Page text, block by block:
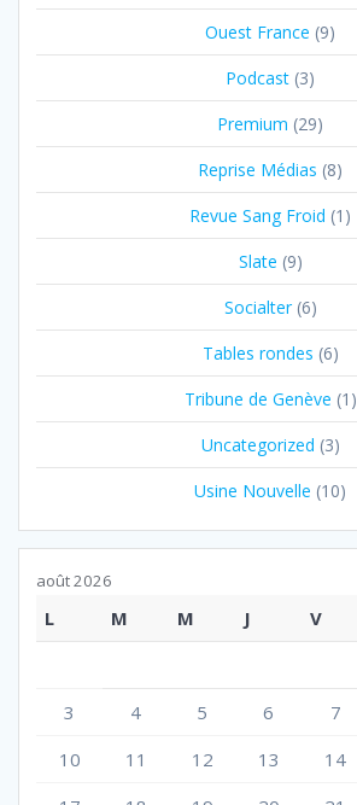
Ouest France (9)
Podcast (3)
Premium (29)
Reprise Médias (8)
Revue Sang Froid (1)
Slate (9)
Socialter(6)
Tables rondes (6)
Tribune de Genève (1)
Uncategorized (3)
Usine Nouvelle (10)
août 2026
L M M J V
3
4 5 6 7
10
11 12 13 14